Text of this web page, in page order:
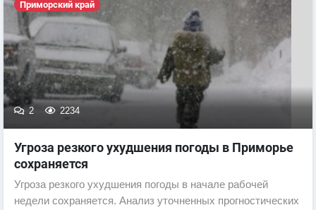
Приморский край
2 2234
Угроза резкого ухудшения погоды в Приморье
сохраняется
Угроза резкого ухудшения погоды в начале рабочей
недели сохраняется. Анализ уточненных прогностических